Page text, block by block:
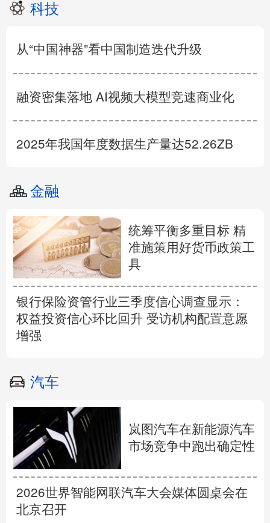
科技
从“中国神器”看中国制造迭代升级
融资密集落地 AI视频大模型竞速商业化
2025年我国年度数据生产量达52.26ZB
金融
统筹平衡多重目标 精
准施策用好货币政策工
具
银行保险资管行业三季度信心调查显示：
权益投资信心环比回升 受访机构配置意愿
增强
汽车
岚图汽车在新能源汽车
市场竞争中跑出确定性
2026世界智能网联汽车大会媒体圆桌会在
北京召开